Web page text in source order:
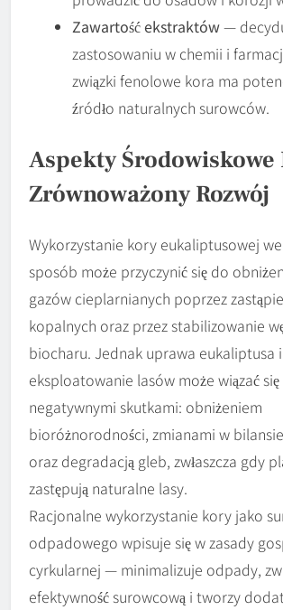
Zawartość ekstraktów—
zastosowaniu w chemii i
związki fenolowe kora ma
źródło naturalnych surowców.
Aspekty Środowiskowe
Zrównoważony Rozwój
Wykorzystanie kory eukaliptusowej we
sposób może przyczynić się do
gazów cieplarnianych poprzez
kopalnych oraz przez stabilizowanie
biocharu. Jednak uprawa eukaliptusa
eksploatowanie lasów może wiązać się
negatywnymi skutkami: obniżeniem
bioróżnorodności, zmianami w
oraz degradacją gleb, zwłaszcza gdy
zastępują naturalne lasy.
Racjonalne wykorzystanie kory jako
odpadowego wpisuje się w zasady
cyrkularnej — minimalizuje odpady,
efektywność surowcową i tworzy